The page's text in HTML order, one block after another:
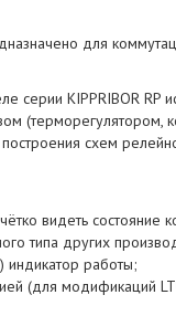
для
KIPPRIBOR RP
схем
видеть состояние
типа других
индикатор работы;
(для модификаций